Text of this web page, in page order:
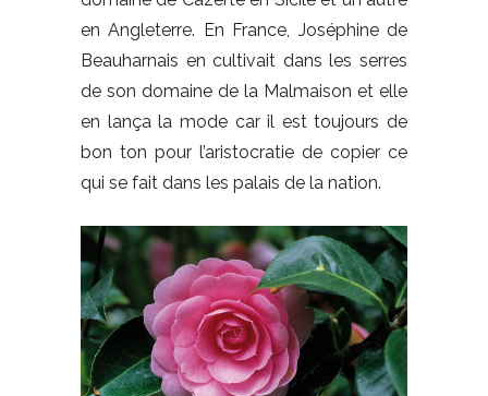
en Angleterre. En France, Joséphine de
Beauharnais en cultivait dans les serres
de son domaine de la Malmaison et elle
en lança la mode car il est toujours de
bon ton pour l’aristocratie de copier ce
qui se fait dans les palais de la nation.